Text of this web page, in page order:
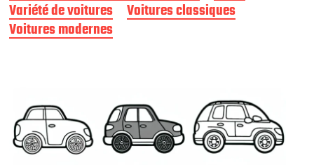
u
b
l
o
n
Variété de voitures
Voitures classiques
Voitures modernes